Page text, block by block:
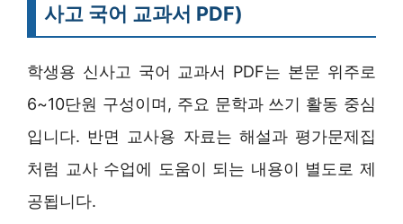
사고 국어 교과서 PDF)
학생용 신사고 국어 교과서 PDF는 본문 위주로
6~10단원 구성이며, 주요 문학과 쓰기 활동 중심
입니다. 반면 교사용 자료는 해설과 평가문제집
처럼 교사 수업에 도움이 되는 내용이 별도로 제
공됩니다.